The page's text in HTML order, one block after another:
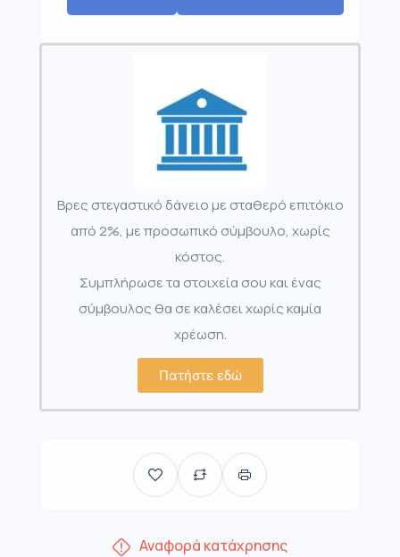
Βρες στεγαστικό δάνειο με σταθερό επιτόκιο
από 2%, με προσωπικό σύμβουλο, χωρίς
κόστος.
Συμπλήρωσε τα στοιχεία σου και ένας
σύμβουλος θα σε καλέσει χωρίς καμία
χρέωση.
Πατήστε εδώ
Αναφορά κατάχρησης